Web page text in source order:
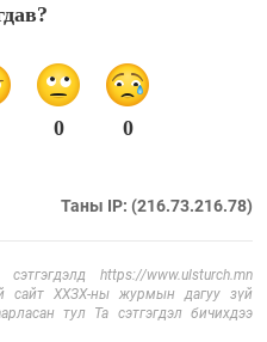
0 0
Таны IP: (216.73.216.78)
https://www.ulsturch.mn
сайт ХХЗХ-ны журмын дагуу зүй
тул Та сэтгэгдэл бичихдээ